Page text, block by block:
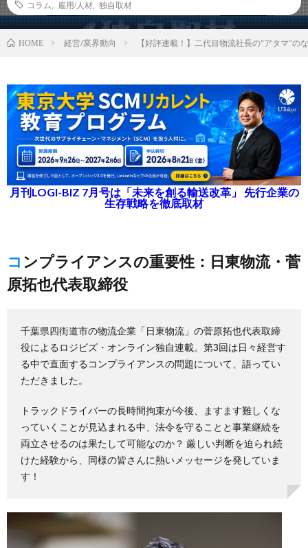
コラム
雇用/人材 独自取材
HOME 経営/業界動向 【好評連載！】二代目物流社長の“アタマ”の
月刊LOGI-BIZ 7月号は「未来を創る輸送改革」 先行企業の
生存戦略を徹底取材
コンプライアンスの重要性：日東物流・菅
原拓也代表取締役
千葉県四街道市の物流企業「日東物流」の菅原拓也代表取締
役によるロジビズ・オンライン独自連載。第3回は日々経営す
る中で直面するコンプライアンスの問題について、語ってい
ただきました。
トラックドライバーの長時間拘束が今後、ますます難しくな
っていくことが見込まれる中、法令を守ることと事業継続を
両立させるのは果たして可能なのか？ 厳しい判断を迫られ続
けた経験から、同様の皆さんに熱いメッセージを発していま
す！